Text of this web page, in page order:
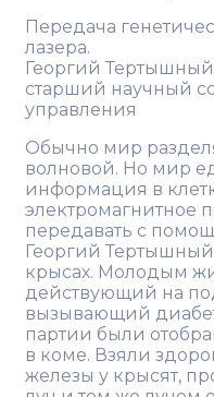
Передача
лазера.
Георгий
старший научный
управления
Обычно мир
волновой. Но мир
информация в
электромагнитное
передавать с
Георгий Тертышный
крысах. Молодым
действующий на
вызывающий
партии были
в коме. Взяли
железы у крысят,